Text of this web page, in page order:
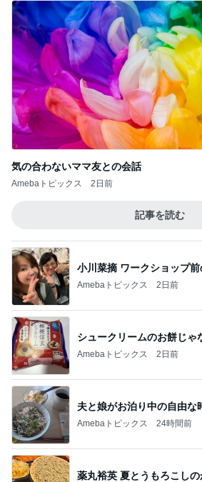
気の合わないママ友との会話
Amebaトピックス 2日前
記事を読む
小川菜摘 ワークショップ
Amebaトピックス 2日前
シュークリームのお餅じゃ
Amebaトピックス 2日前
夫と娘がお泊り中の自由な
Amebaトピックス 24時間前
薬丸裕英 夏とうもろこし